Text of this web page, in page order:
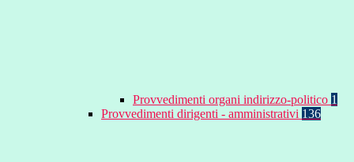
Provvedimenti organi indirizzo-politico 1
Provvedimenti dirigenti - amministrativi 136